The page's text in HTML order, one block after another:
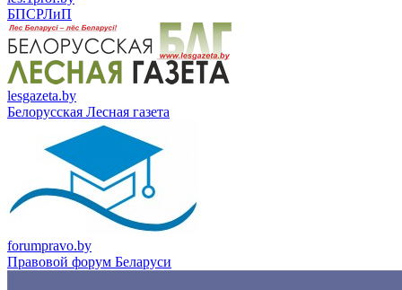
БПСРЛиП
lesgazeta.by
Белорусская Лесная газета
forumpravo.by
Правовой форум Беларуси